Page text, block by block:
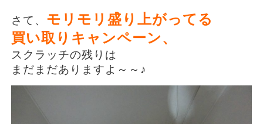
さて、 モリモリ盛り上がってる
買い取りキャンペーン、
スクラッチの残りは
まだまだありますよ～～♪